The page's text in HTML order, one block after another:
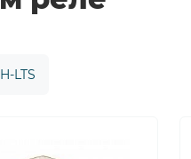
LTS